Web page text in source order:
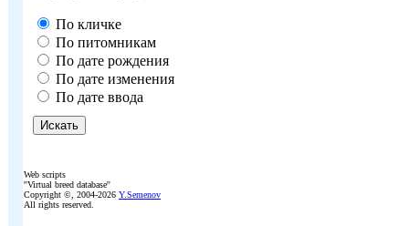
По кличке
По питомникам
По дате рождения
По дате изменения
По дате ввода
Web scripts
''Virtual breed database''
Copyright ©, 2004-2026 Y.Semenov
All rights reserved.